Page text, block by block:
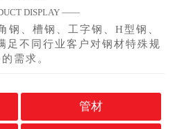
DISPLAY ——
钢、槽钢、工字钢、H型钢、
足不同行业客户对钢材特殊规
需求。
管材